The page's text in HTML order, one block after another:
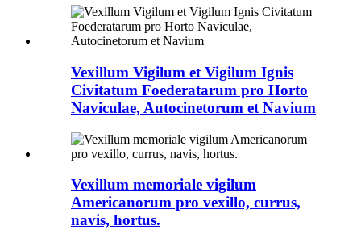
Vexillum Vigilum et Vigilum Ignis
Civitatum Foederatarum pro Horto
Naviculae, Autocinetorum et Navium
Vexillum memoriale vigilum
Americanorum pro vexillo, currus,
navis, hortus.